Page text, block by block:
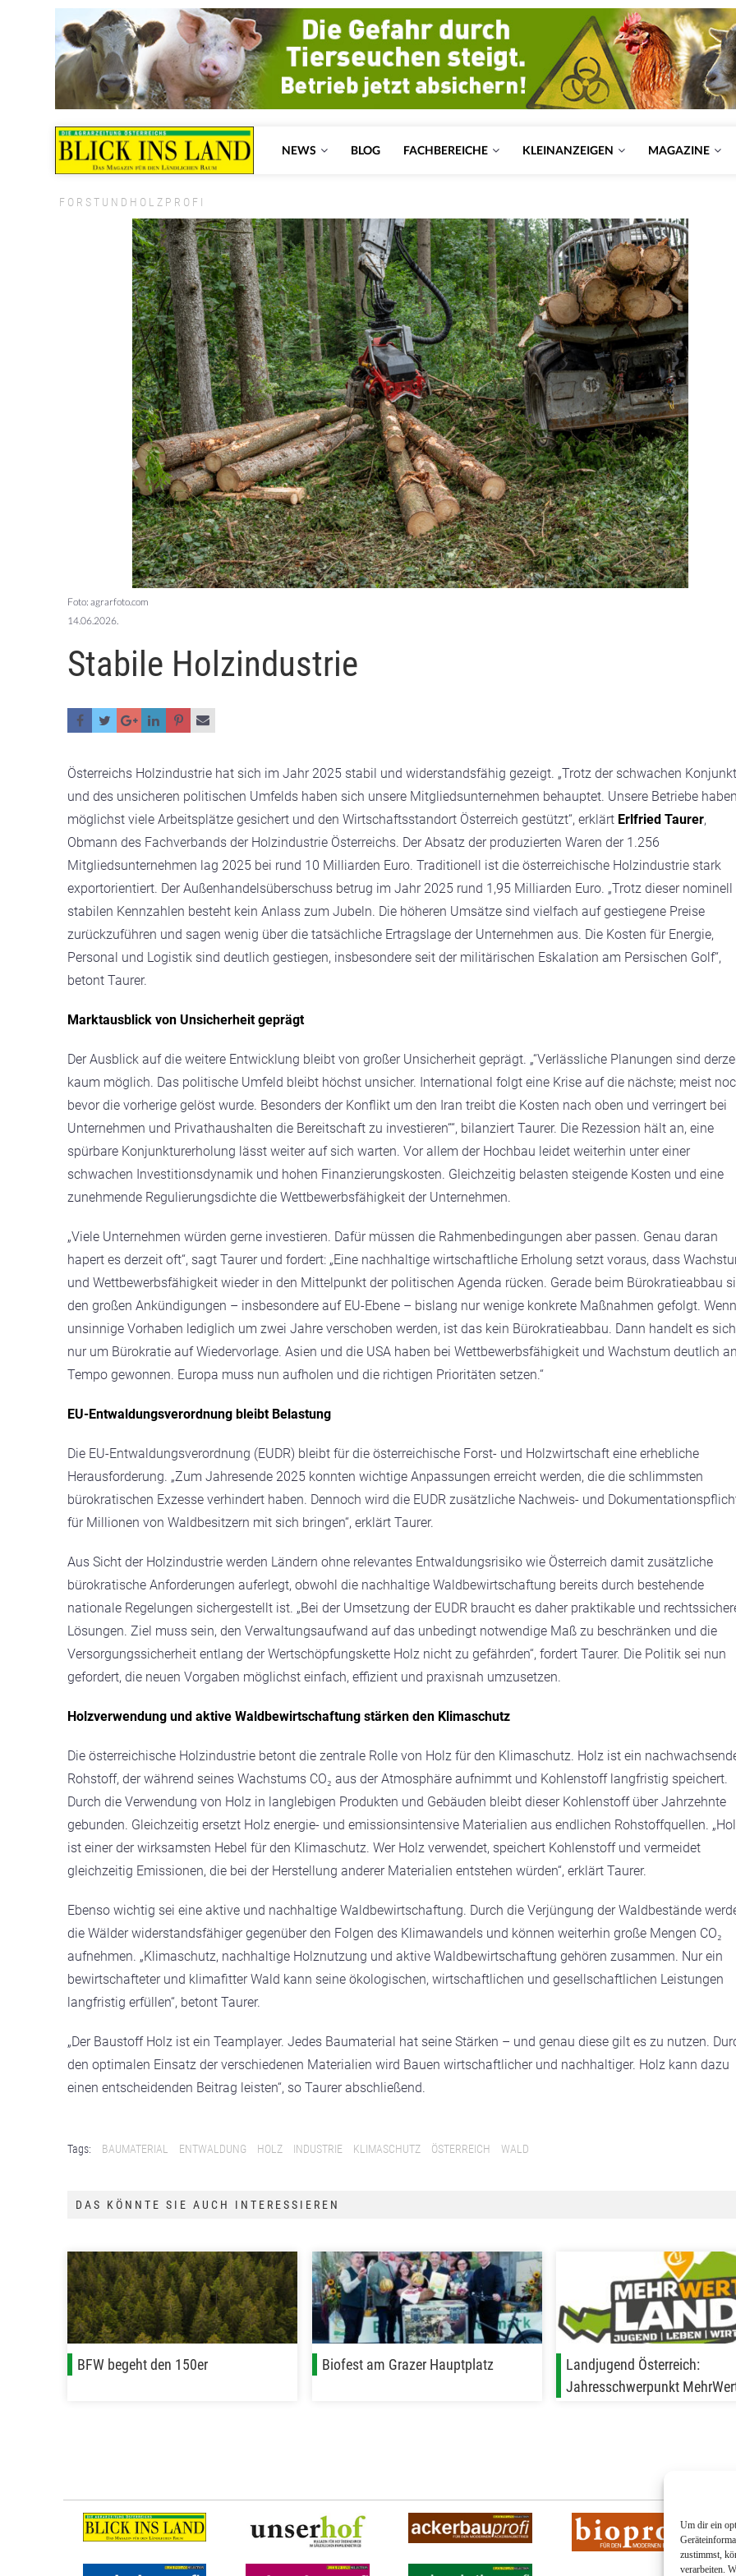
Um dir ein
zustimmst,
verarbeiten.
NEWS BLOG FACHBEREICHE KLEINANZEIGEN MAGAZINE
FORSTUNDHOLZPROFI
Foto: agrarfoto.com
14.06.2026.
Stabile Holzindustrie
Österreichs Holzindustrie hat sich im Jahr 2025 stabil und widerstandsfähig gezeigt. „Trotz der schwachen
und des unsicheren politischen Umfelds haben sich unsere Mitgliedsunternehmen behauptet. Unsere Betriebe haben
möglichst viele Arbeitsplätze gesichert und den Wirtschaftsstandort Österreich gestützt“, erklärt Erlfried Taurer,
Obmann des Fachverbands der Holzindustrie Österreichs. Der Absatz der produzierten Waren der 1.256
Mitgliedsunternehmen lag 2025 bei rund 10 Milliarden Euro. Traditionell ist die österreichische Holzindustrie stark
exportorientiert. Der Außenhandelsüberschuss betrug im Jahr 2025 rund 1,95 Milliarden Euro. „Trotz dieser nominell
stabilen Kennzahlen besteht kein Anlass zum Jubeln. Die höheren Umsätze sind vielfach auf gestiegene Preise
zurückzuführen und sagen wenig über die tatsächliche Ertragslage der Unternehmen aus. Die Kosten für Energie,
Personal und Logistik sind deutlich gestiegen, insbesondere seit der militärischen Eskalation am Persischen Golf“,
betont Taurer.
Marktausblick von Unsicherheit geprägt
Der Ausblick auf die weitere Entwicklung bleibt von großer Unsicherheit geprägt. „“Verlässliche Planungen sind
kaum möglich. Das politische Umfeld bleibt höchst unsicher. International folgt eine Krise auf die nächste; meist
bevor die vorherige gelöst wurde. Besonders der Konflikt um den Iran treibt die Kosten nach oben und verringert bei
Unternehmen und Privathaushalten die Bereitschaft zu investieren““, bilanziert Taurer. Die Rezession hält an, eine
spürbare Konjunkturerholung lässt weiter auf sich warten. Vor allem der Hochbau leidet weiterhin unter einer
schwachen Investitionsdynamik und hohen Finanzierungskosten. Gleichzeitig belasten steigende Kosten und eine
zunehmende Regulierungsdichte die Wettbewerbsfähigkeit der Unternehmen.
„Viele Unternehmen würden gerne investieren. Dafür müssen die Rahmenbedingungen aber passen. Genau daran
hapert es derzeit oft“, sagt Taurer und fordert: „Eine nachhaltige wirtschaftliche Erholung setzt voraus, dass
und Wettbewerbsfähigkeit wieder in den Mittelpunkt der politischen Agenda rücken. Gerade beim Bürokratieabbau
den großen Ankündigungen – insbesondere auf EU-Ebene – bislang nur wenige konkrete Maßnahmen gefolgt. Wenn
unsinnige Vorhaben lediglich um zwei Jahre verschoben werden, ist das kein Bürokratieabbau. Dann handelt es sich
nur um Bürokratie auf Wiedervorlage. Asien und die USA haben bei Wettbewerbsfähigkeit und Wachstum deutlich an
Tempo gewonnen. Europa muss nun aufholen und die richtigen Prioritäten setzen.“
EU-Entwaldungsverordnung bleibt Belastung
Die EU-Entwaldungsverordnung (EUDR) bleibt für die österreichische Forst- und Holzwirtschaft eine erhebliche
Herausforderung. „Zum Jahresende 2025 konnten wichtige Anpassungen erreicht werden, die die schlimmsten
bürokratischen Exzesse verhindert haben. Dennoch wird die EUDR zusätzliche Nachweis- und
für Millionen von Waldbesitzern mit sich bringen“, erklärt Taurer.
Aus Sicht der Holzindustrie werden Ländern ohne relevantes Entwaldungsrisiko wie Österreich damit zusätzliche
bürokratische Anforderungen auferlegt, obwohl die nachhaltige Waldbewirtschaftung bereits durch bestehende
nationale Regelungen sichergestellt ist. „Bei der Umsetzung der EUDR braucht es daher praktikable und
Lösungen. Ziel muss sein, den Verwaltungsaufwand auf das unbedingt notwendige Maß zu beschränken und die
Versorgungssicherheit entlang der Wertschöpfungskette Holz nicht zu gefährden“, fordert Taurer. Die Politik sei nun
gefordert, die neuen Vorgaben möglichst einfach, effizient und praxisnah umzusetzen.
Holzverwendung und aktive Waldbewirtschaftung stärken den Klimaschutz
Die österreichische Holzindustrie betont die zentrale Rolle von Holz für den Klimaschutz. Holz ist ein
Rohstoff, der während seines Wachstums CO₂ aus der Atmosphäre aufnimmt und Kohlenstoff langfristig speichert.
Durch die Verwendung von Holz in langlebigen Produkten und Gebäuden bleibt dieser Kohlenstoff über Jahrzehnte
gebunden. Gleichzeitig ersetzt Holz energie- und emissionsintensive Materialien aus endlichen Rohstoffquellen.
ist einer der wirksamsten Hebel für den Klimaschutz. Wer Holz verwendet, speichert Kohlenstoff und vermeidet
gleichzeitig Emissionen, die bei der Herstellung anderer Materialien entstehen würden“, erklärt Taurer.
Ebenso wichtig sei eine aktive und nachhaltige Waldbewirtschaftung. Durch die Verjüngung der Waldbestände
die Wälder widerstandsfähiger gegenüber den Folgen des Klimawandels und können weiterhin große Mengen CO₂
aufnehmen. „Klimaschutz, nachhaltige Holznutzung und aktive Waldbewirtschaftung gehören zusammen. Nur ein
bewirtschafteter und klimafitter Wald kann seine ökologischen, wirtschaftlichen und gesellschaftlichen Leistungen
langfristig erfüllen“, betont Taurer.
„Der Baustoff Holz ist ein Teamplayer. Jedes Baumaterial hat seine Stärken – und genau diese gilt es zu nutzen.
den optimalen Einsatz der verschiedenen Materialien wird Bauen wirtschaftlicher und nachhaltiger. Holz kann dazu
einen entscheidenden Beitrag leisten“, so Taurer abschließend.
Tags: BAUMATERIAL ENTWALDUNG HOLZ INDUSTRIE KLIMASCHUTZ ÖSTERREICH WALD
DAS KÖNNTE SIE AUCH INTERESSIEREN
BFW begeht den 150er Biofest am Grazer Hauptplatz
Landjugend Österreich:
Jahresschwerpunkt